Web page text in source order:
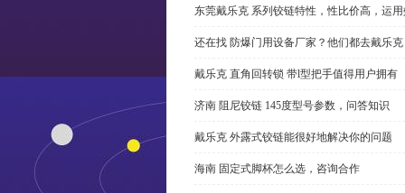
东莞戴乐克 系列铰链特性，性比价高，运
还在找 防爆门用设备厂家？他们都去戴乐克
戴乐克 直角回转锁 带l型把手值得用户拥有
济南 阻尼铰链 145度型号参数，问答知识
戴乐克 外露式铰链能很好地解决你的问题
海南 固定式脚杯怎么选，咨询合作